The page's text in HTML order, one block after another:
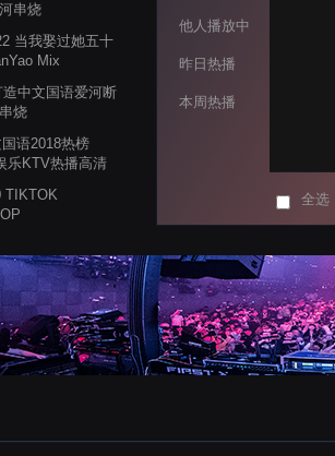
串烧
当我娶过她五十
Mix
中文国语爱河断
烧
语2018热榜
乐KTV热播高清
TIKTOK
天的风是想你的
他人播放中
昨日热播
本周热播
全选